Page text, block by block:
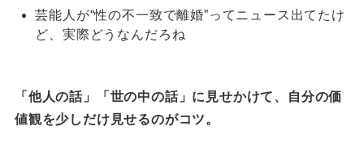
芸能人が“性の不一致で離婚”ってニュース出てたけ
ど、実際どうなんだろね
「他人の話」「世の中の話」に見せかけて、自分の価
値観を少しだけ見せるのがコツ。